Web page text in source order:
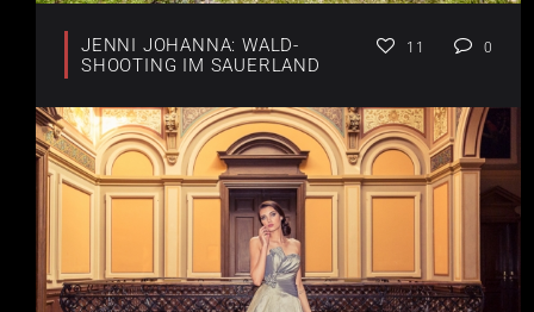
JENNI JOHANNA: WALD-
SHOOTING IM SAUERLAND
11 0